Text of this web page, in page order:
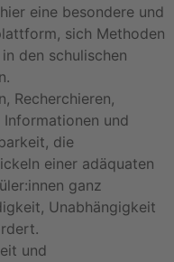
eine besondere und
sich Methoden
den schulischen
Recherchieren,
und
die
einer adäquaten
ganz
Unabhängigkeit
und